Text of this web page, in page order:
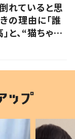
れていると思
の理由に「誰
と、“猫ちゃん